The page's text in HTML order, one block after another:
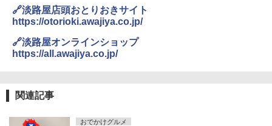
🔗淡路屋店頭おとりおきサイト
https://otorioki.awajiya.co.jp/
🔗淡路屋オンラインショップ
https://all.awajiya.co.jp/
関連記事
おでかけグルメ